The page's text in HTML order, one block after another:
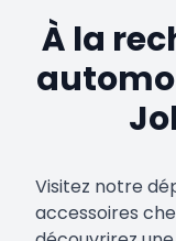
À la
Visitez notre
accessoires